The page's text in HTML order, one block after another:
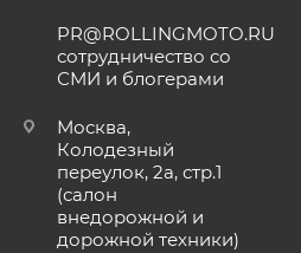
PR@ROLLINGMOTO.RU
сотрудничество со
СМИ и блогерами
Москва,
Колодезный
переулок, 2а, стр.1
(салон
внедорожной и
дорожной техники)